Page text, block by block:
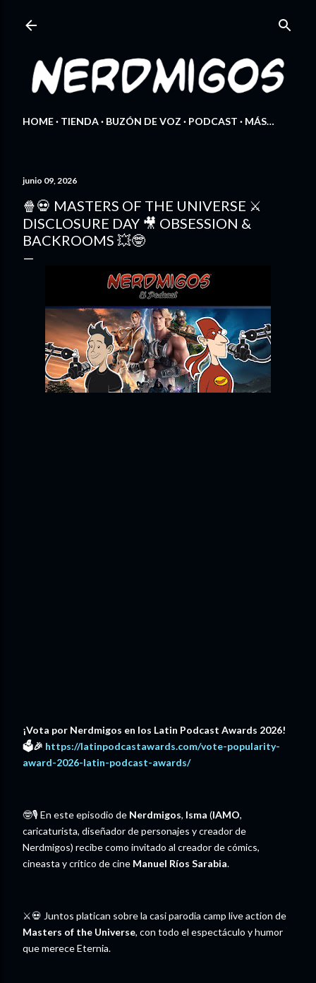
HOME TIENDA BUZÓN DE VOZ PODCAST MÁS…
junio 09, 2026
🍿💀 MASTERS OF THE UNIVERSE ⚔️
DISCLOSURE DAY 🎥 OBSESSION &
BACKROOMS 💥🤓
¡Vota por Nerdmigos en los Latin Podcast Awards 2026!
🗳️🎉 ⁠⁠⁠⁠ https://latinpodcastawards.com/vote-popularity-
award-2026-latin-podcast-awards/⁠⁠⁠⁠
🤓🎙️ En este episodio de Nerdmigos, Isma (IAMO,
caricaturista, diseñador de personajes y creador de
Nerdmigos) recibe como invitado al creador de cómics,
cineasta y crítico de cine Manuel Ríos Sarabia.
⚔️💀 Juntos platican sobre la casi parodia camp live action de
Masters of the Universe, con todo el espectáculo y humor
que merece Eternia.